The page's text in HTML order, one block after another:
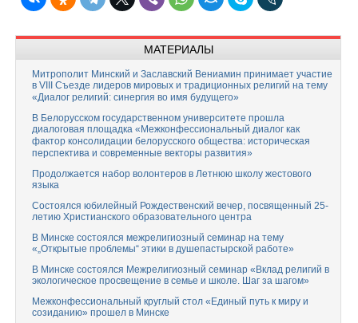
МАТЕРИАЛЫ
Митрополит Минский и Заславский Вениамин принимает участие
в VIII Съезде лидеров мировых и традиционных религий на тему
«Диалог религий: синергия во имя будущего»
В Белорусском государственном университете прошла
диалоговая площадка «Межконфессиональный диалог как
фактор консолидации белорусского общества: историческая
перспектива и современные векторы развития»
Продолжается набор волонтеров в Летнюю школу жестового
языка
Состоялся юбилейный Рождественский вечер, посвященный 25-
летию Христианского образовательного центра
В Минске состоялся межрелигиозный семинар на тему
«„Открытые проблемы“ этики в душепастырской работе»
В Минске состоялся Межрелигиозный семинар «Вклад религий в
экологическое просвещение в семье и школе. Шаг за шагом»
Межконфессиональный круглый стол «Единый путь к миру и
созиданию» прошел в Минске